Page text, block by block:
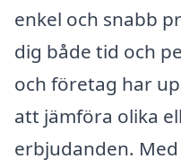
enkel och snabb
dig både tid och
och företag har
att jämföra olika
erbjudanden.